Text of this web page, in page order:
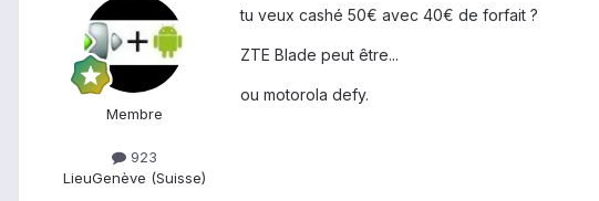
Membre
923
LieuGenève (Suisse)
tu veux cashé 50€ avec 40€ de forfait ?
ZTE Blade peut être...
ou motorola defy.